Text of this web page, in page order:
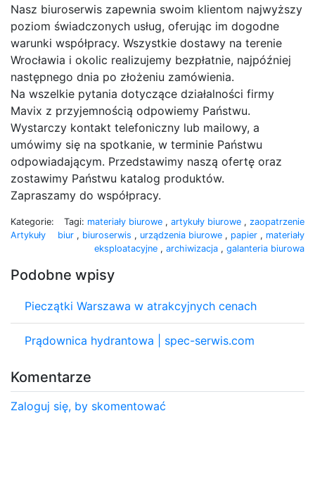
Nasz biuroserwis zapewnia swoim klientom najwyższy
poziom świadczonych usług, oferując im dogodne
warunki współpracy. Wszystkie dostawy na terenie
Wrocławia i okolic realizujemy bezpłatnie, najpóźniej
następnego dnia po złożeniu zamówienia.
Na wszelkie pytania dotyczące działalności firmy
Mavix z przyjemnością odpowiemy Państwu.
Wystarczy kontakt telefoniczny lub mailowy, a
umówimy się na spotkanie, w terminie Państwu
odpowiadającym. Przedstawimy naszą ofertę oraz
zostawimy Państwu katalog produktów.
Zapraszamy do współpracy.
Kategorie:
Artykuły
Tagi: materiały biurowe , artykuły biurowe , zaopatrzenie
biur , biuroserwis , urządzenia biurowe , papier , materiały
eksploatacyjne , archiwizacja , galanteria biurowa
Podobne wpisy
Pieczątki Warszawa w atrakcyjnych cenach
Prądownica hydrantowa | spec-serwis.com
Komentarze
Zaloguj się, by skomentować